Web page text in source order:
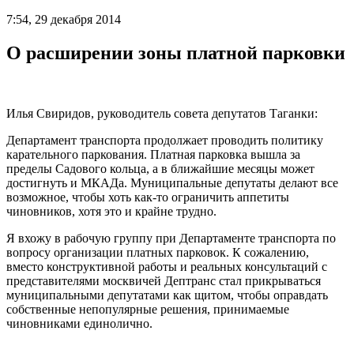
7:54, 29 декабря 2014
О расширении зоны платной парковки
Илья Свиридов, руководитель совета депутатов Таганки:
Департамент транспорта продолжает проводить политику
карательного паркования. Платная парковка вышла за
пределы Садового кольца, а в ближайшие месяцы может
достигнуть и МКАДа. Муниципальные депутаты делают все
возможное, чтобы хоть как-то ограничить аппетиты
чиновников, хотя это и крайне трудно.
Я вхожу в рабочую группу при Департаменте транспорта по
вопросу организации платных парковок. К сожалению,
вместо конструктивной работы и реальных консультаций с
представителями москвичей Дептранс стал прикрываться
муниципальными депутатами как щитом, чтобы оправдать
собственные непопулярные решения, принимаемые
чиновниками единолично.